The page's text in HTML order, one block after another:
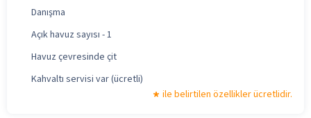
Danışma
Açık havuz sayısı - 1
Havuz çevresinde çit
Kahvaltı servisi var (ücretli)
ile belirtilen özellikler ücretlidir.